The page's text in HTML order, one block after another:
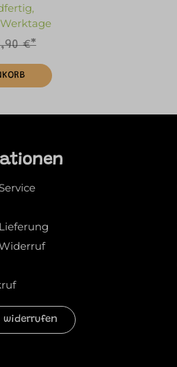
Werktage
€*
widerrufen